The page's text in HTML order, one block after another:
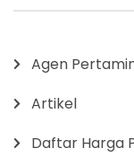
Agen
Artikel
Daftar Harga